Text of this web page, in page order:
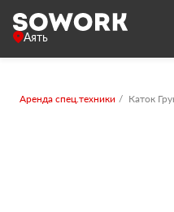
Аять
Аренда спец.техники Каток